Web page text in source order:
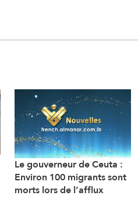
Le gouverneur de Ceuta :
Environ 100 migrants sont
morts lors de l’afflux